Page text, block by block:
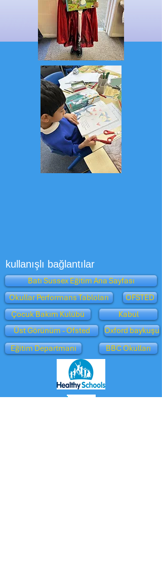
kullanışlı bağlantılar
Batı Sussex Eğitim Ana Sayfası
Okullar Performans Tabloları
OFSTED
Çocuk Bakım Kulübü
Üst Görünüm - Ofsted
Kabul
Oxford baykuşu
Eğitim Departmanı
BBC Okulları